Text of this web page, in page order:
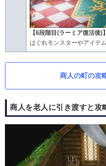
【6段階目(ラーミア復活後)】
はぐれモンスターやアイテ
商人の町の攻
商人を老人に引き渡すと攻